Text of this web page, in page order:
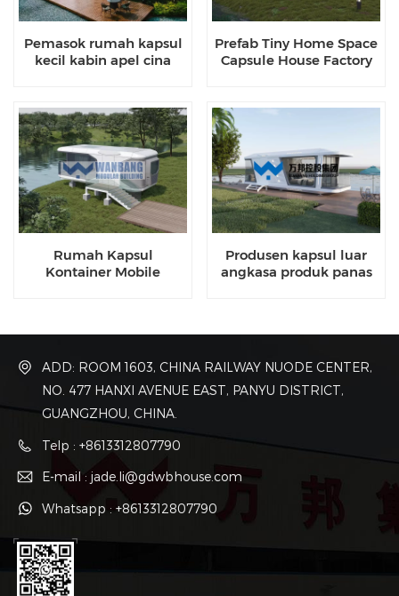
Pemasok rumah kapsul
kecil kabin apel cina
Prefab Tiny Home Space
Capsule House Factory
Rumah Kapsul
Kontainer Mobile
Produsen kapsul luar
angkasa produk panas
ADD: ROOM 1603, CHINA RAILWAY NUODE CENTER,
NO. 477 HANXI AVENUE EAST, PANYU DISTRICT,
GUANGZHOU, CHINA.
Telp : +8613312807790
E-mail : jade.li@gdwbhouse.com
Whatsapp : +8613312807790